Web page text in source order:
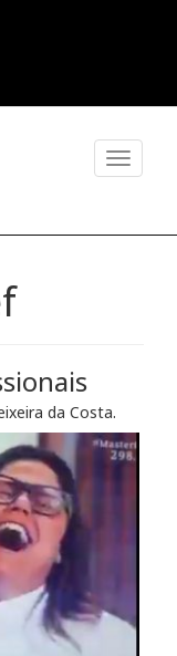
da Costa.